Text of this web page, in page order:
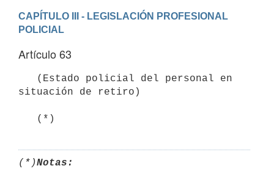
CAPÍTULO III - LEGISLACIÓN PROFESIONAL
POLICIAL
Artículo 63
situación de retiro)
   (*)
(*)Notas: